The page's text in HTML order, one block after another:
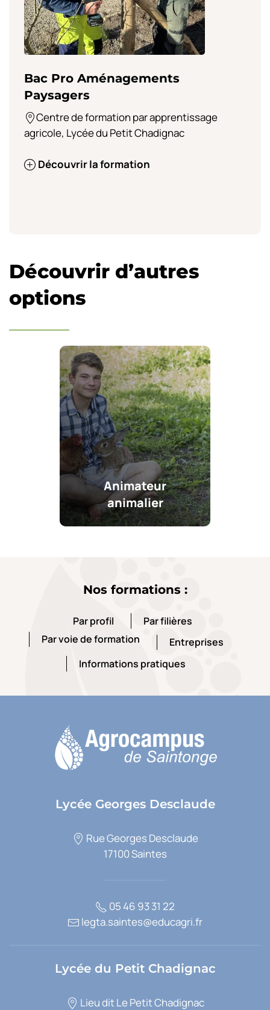
Bac Pro Aménagements
Paysagers
Centre de formation par apprentissage
agricole, Lycée du Petit Chadignac
Découvrir la formation
Découvrir d’autres
options
Animateur
animalier
Nos formations :
Par profil
Par profil
Par filières
Par filières
Par voie de formation
Par voie de formation
Entreprises
Informations pratiques
Lycée Georges Desclaude
Rue Georges Desclaude
17100 Saintes
05 46 93 31 22
legta.saintes@educagri.fr
Lycée du Petit Chadignac
Lieu dit Le Petit Chadignac